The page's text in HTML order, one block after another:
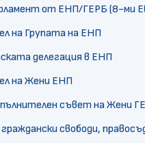
от ЕНП/ГЕРБ (8-ми
на Групата на ЕНП
делегация в ЕНП
на Жени ЕНП
съвет на Жени
свободи,